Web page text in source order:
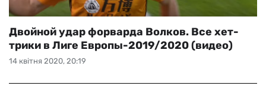
14 квітня 2020, 20:19
Двойной удар форварда Волков. Все хет-
трики в Лиге Европы-2019/2020 (видео)